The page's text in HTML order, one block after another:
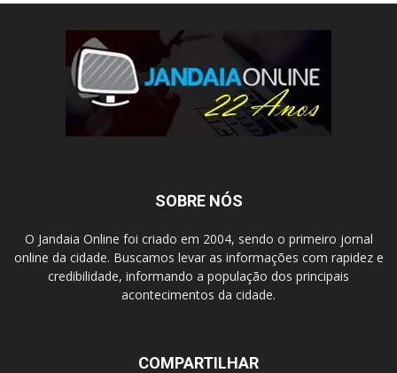
SOBRE NÓS
O Jandaia Online foi criado em 2004, sendo o primeiro jornal
online da cidade. Buscamos levar as informações com rapidez e
credibilidade, informando a população dos principais
acontecimentos da cidade.
COMPARTILHAR